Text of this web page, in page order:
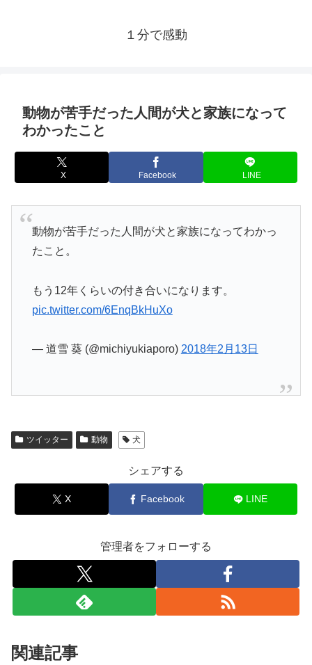
１分で感動
動物が苦手だった人間が犬と家族になって
わかったこと
X Facebook LINE
動物が苦手だった人間が犬と家族になってわかっ
たこと。
もう12年くらいの付き合いになります。
pic.twitter.com/6EnqBkHuXo
— 道雪 葵 (@michiyukiaporo) 2018年2月13日
ツイッター 動物 犬
シェアする
X Facebook LINE
管理者をフォローする
関連記事